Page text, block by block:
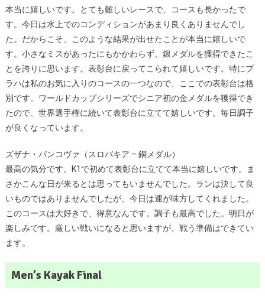
本当に嬉しいです。とても難しいレースで、コースも長かったで
す。今日は水上でのコンディションがあまり良くありませんでし
た。だからこそ、このような結果が出せたことが本当に嬉しいで
す。小さなミスがあったにもかかわらず、銀メダルを獲得できたこ
とを誇りに思います。表彰台に戻ってこられて嬉しいです。特にプ
ラハは私のお気に入りのコースの一つなので、ここでの表彰台は格
別です。ワールドカップシリーズでシニア初の金メダルを獲得でき
たので、世界選手権に続いて表彰台に立てて嬉しいです。毎日調子
が良くなっています。
ズザナ・パンコヴァ（スロバキア – 銅メダル）
最高の気分です。K1で初めて表彰台に立てて本当に嬉しいです。ま
さかこんな日が来るとは思ってもいませんでした。ランは決して良
いものではありませんでしたが、今日は運が味方してくれました。
このコースは大好きで、得意なんです。調子も最高でした。明日が
楽しみです。厳しい戦いになると思いますが、戦う準備はできてい
ます。
Men’s Kayak Final